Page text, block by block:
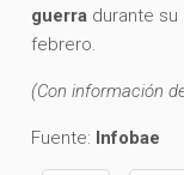
guerra durante su
febrero.
(Con información
Fuente: Infobae